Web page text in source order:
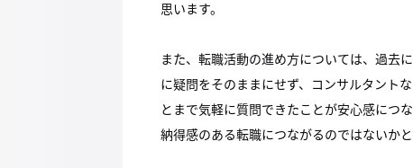
思います。
また、転職活動の進め方については、過去
に疑問をそのままにせず、コンサルタント
とまで気軽に質問できたことが安心感につ
納得感のある転職につながるのではないかと